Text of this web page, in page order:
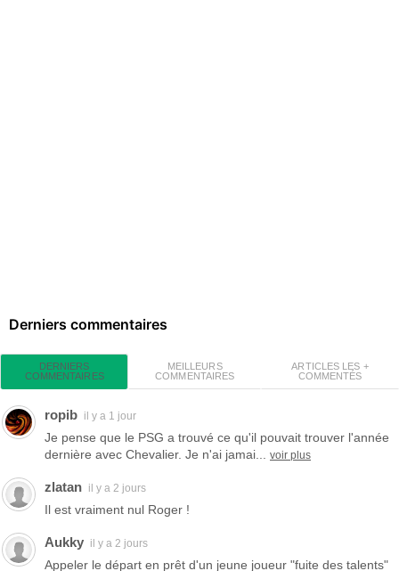
Derniers commentaires
DERNIERS
COMMENTAIRES
MEILLEURS
COMMENTAIRES
ARTICLES LES +
COMMENTÉS
ropib il y a 1 jour
Je pense que le PSG a trouvé ce qu'il pouvait trouver l'année
dernière avec Chevalier. Je n'ai jamai...
voir plus
zlatan il y a 2 jours
Il est vraiment nul Roger !
Aukky il y a 2 jours
Appeler le départ en prêt d'un jeune joueur "fuite des talents"